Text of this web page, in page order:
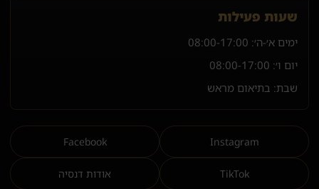
שעות פעילות
ימים א׳-ה׳: 08:00-17:00
יום ו׳: 08:00-17:00
שבת: בתיאום מראש
Instagram
Facebook
TikTok אודות דנסיה